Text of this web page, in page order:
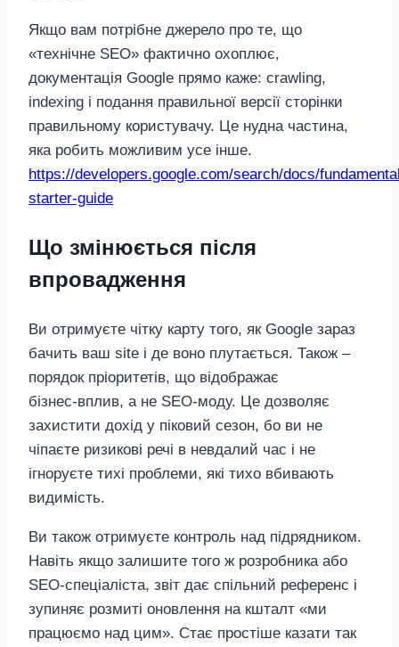
Якщо вам потрібне джерело про те, що
«технічне SEO» фактично охоплює,
документація Google прямо каже: crawling,
indexing і подання правильної версії сторінки
правильному користувачу. Це нудна частина,
яка робить можливим усе інше.
https://developers.google.com/search/docs/
starter-guide
Що змінюється після
впровадження
Ви отримуєте чітку карту того, як Google зараз
бачить ваш site і де воно плутається. Також –
порядок пріоритетів, що відображає
бізнес‑вплив, а не SEO‑моду. Це дозволяє
захистити дохід у піковий сезон, бо ви не
чіпаєте ризикові речі в невдалий час і не
ігноруєте тихі проблеми, які тихо вбивають
видимість.
Ви також отримуєте контроль над підрядником.
Навіть якщо залишите того ж розробника або
SEO‑спеціаліста, звіт дає спільний референс і
зупиняє розмиті оновлення на кшталт «ми
працюємо над цим». Стає простіше казати так